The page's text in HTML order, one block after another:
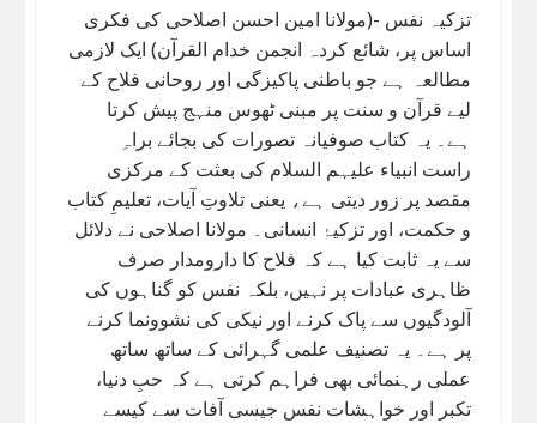
تزکیہ نفس -(مولانا امین احسن اصلاحی کی فکری
اساس پر، شائع کردہ انجمن خدام القرآن) ایک لازمی
مطالعہ ہے جو باطنی پاکیزگی اور روحانی فلاح کے
لیے قرآن و سنت پر مبنی ٹھوس منہج پیش کرتا
ہے۔ یہ کتاب صوفیانہ تصورات کی بجائے براہِ
راست انبیاء علیہم السلام کی بعثت کے مرکزی
مقصد پر زور دیتی ہے، یعنی تلاوتِ آیات، تعلیمِ کتاب
و حکمت، اور تزکیۂ انسانی۔ مولانا اصلاحی نے دلائل
سے یہ ثابت کیا ہے کہ فلاح کا دارومدار صرف
ظاہری عبادات پر نہیں، بلکہ نفس کو گناہوں کی
آلودگیوں سے پاک کرنے اور نیکی کی نشوونما کرنے
پر ہے۔ یہ تصنیف علمی گہرائی کے ساتھ ساتھ
عملی رہنمائی بھی فراہم کرتی ہے کہ حبِ دنیا،
تکبر اور خواہشات نفس جیسی آفات سے کیسے